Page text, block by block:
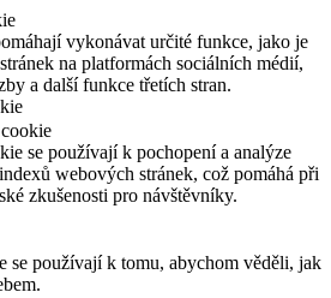
vykonávat určité funkce, jako je
na platformách sociálních médií,
a další funkce třetích stran.
se používají k pochopení a analýze
webových stránek, což pomáhá při
zkušenosti pro návštěvníky.
se používají k tomu, abychom věděli, jak